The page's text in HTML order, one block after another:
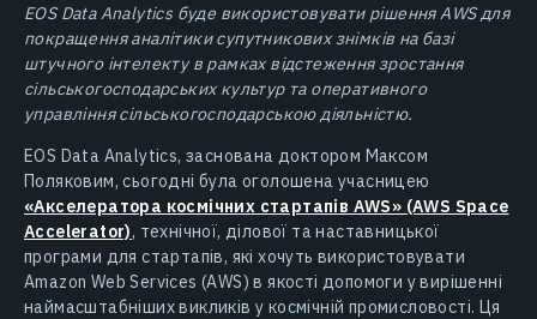
EOS Data Analytics буде використовувати рішення AWS для
покращення аналітики супутникових знімків на базі
штучного інтелекту в рамках відстеження зростання
сільськогосподарських культур та оперативного
управління сільськогосподарською діяльністю.
EOS Data Analytics, заснована доктором Максом
Поляковим, сьогодні була оголошена учасницею
«Акселератора космічних стартапів AWS» (AWS Space
Accelerator), технічної, ділової та наставницької
програми для стартапів, які хочуть використовувати
Amazon Web Services (AWS) в якості допомоги у вирішенні
наймасштабніших викликів у космічній промисловості. Ця